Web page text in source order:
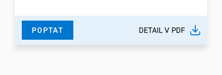
POPTAT DETAIL V PDF